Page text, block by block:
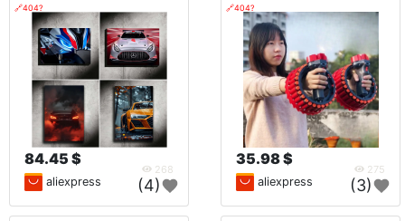
🔗404?
84.45 $
268
aliexpress (4)
🔗404?
35.98 $
275
aliexpress (3)